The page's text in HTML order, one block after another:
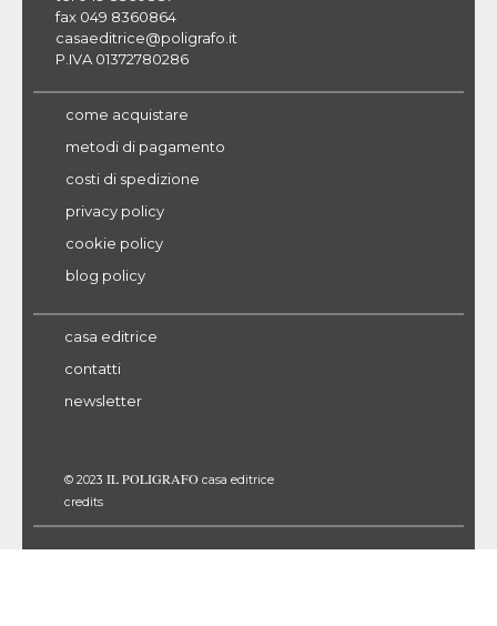
fax 049 8360864
casaeditrice@poligrafo.it
P.IVA 01372780286
come acquistare
metodi di pagamento
costi di spedizione
privacy policy
cookie policy
blog policy
casa editrice
contatti
newsletter
© 2023 IL POLIGRAFO casa editrice
credits